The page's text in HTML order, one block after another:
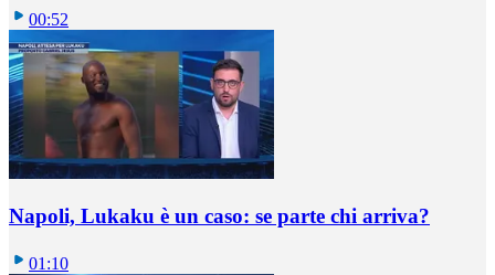
00:52
Napoli, Lukaku è un caso: se parte chi arriva?
01:10